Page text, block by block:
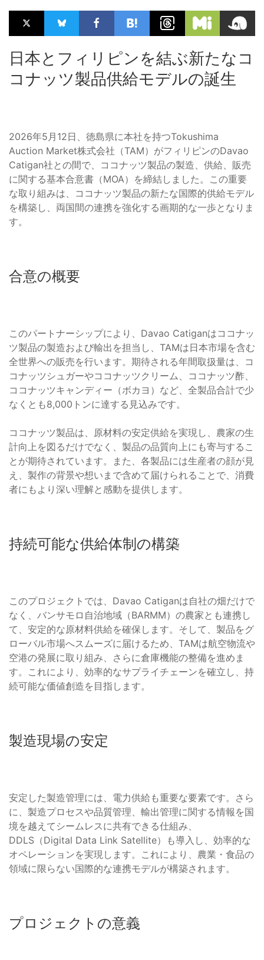
日本とフィリピンを結ぶ新たなコ
コナッツ製品供給モデルの誕生
2026年5月12日、徳島県に本社を持つTokushima
Auction Market株式会社（TAM）がフィリピンのDavao
Catigan社との間で、ココナッツ製品の製造、供給、販売
に関する基本合意書（MOA）を締結しました。この重要
な取り組みは、ココナッツ製品の新たな国際的供給モデル
を構築し、両国間の連携を強化する画期的な一歩となりま
す。
合意の概要
このパートナーシップにより、Davao Catiganはココナッ
ツ製品の製造および輸出を担当し、TAMは日本市場を含む
全世界への販売を行います。期待される年間取扱量は、コ
コナッツシュガーやココナッツクリーム、ココナッツ酢、
ココナッツキャンディー（ボカヨ）など、全製品合計で少
なくとも8,000トンに達する見込みです。
ココナッツ製品は、原材料の安定供給を実現し、農家の生
計向上を図るだけでなく、製品の品質向上にも寄与するこ
とが期待されています。また、各製品には生産者の顔が見
え、製作の背景や想いまで含めて届けられることで、消費
者にもより深い理解と感動を提供します。
持続可能な供給体制の構築
このプロジェクトでは、Davao Catiganは自社の畑だけで
なく、バンサモロ自治地域（BARMM）の農家とも連携し
て、安定的な原材料供給を確保します。そして、製品をグ
ローバル市場へスムーズに届けるため、TAMは航空物流や
空港の発展に取り組み、さらに倉庫機能の整備を進めま
す。これにより、効率的なサプライチェーンを確立し、持
続可能な価値創造を目指します。
製造現場の安定
安定した製造管理には、電力供給も重要な要素です。さら
に、製造プロセスや品質管理、輸出管理に関する情報を国
境を越えてシームレスに共有できる仕組み、
DDLS（Digital Data Link Satellite）も導入し、効率的な
オペレーションを実現します。これにより、農業・食品の
領域に限らない国際的な連携モデルが構築されます。
プロジェクトの意義